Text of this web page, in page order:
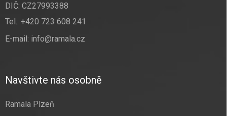
DIČ: CZ27993388
Tel.: +420 723 608 241
E-mail: info@ramala.cz
Navštivte nás osobně
Ramala Plzeň